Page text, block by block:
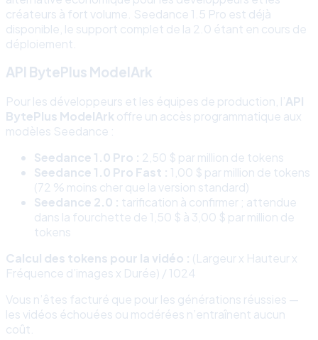
créateurs à fort volume. Seedance 1.5 Pro est déjà
disponible, le support complet de la 2.0 étant en cours de
déploiement.
API BytePlus ModelArk
Pour les développeurs et les équipes de production, l’API
BytePlus ModelArk offre un accès programmatique aux
modèles Seedance :
Seedance 1.0 Pro : 2,50 $ par million de tokens
Seedance 1.0 Pro Fast : 1,00 $ par million de tokens
(72 % moins cher que la version standard)
Seedance 2.0 : tarification à confirmer ; attendue
dans la fourchette de 1,50 $ à 3,00 $ par million de
tokens
Calcul des tokens pour la vidéo : (Largeur x Hauteur x
Fréquence d’images x Durée) / 1024
Vous n’êtes facturé que pour les générations réussies —
les vidéos échouées ou modérées n’entraînent aucun
coût.